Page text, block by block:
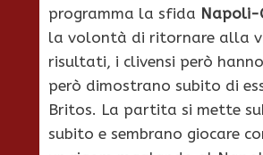
programma la sfida Napoli-
la volontà di ritornare alla
risultati, i clivensi però
però dimostrano subito di
Britos. La partita si mette
subito e sembrano giocare